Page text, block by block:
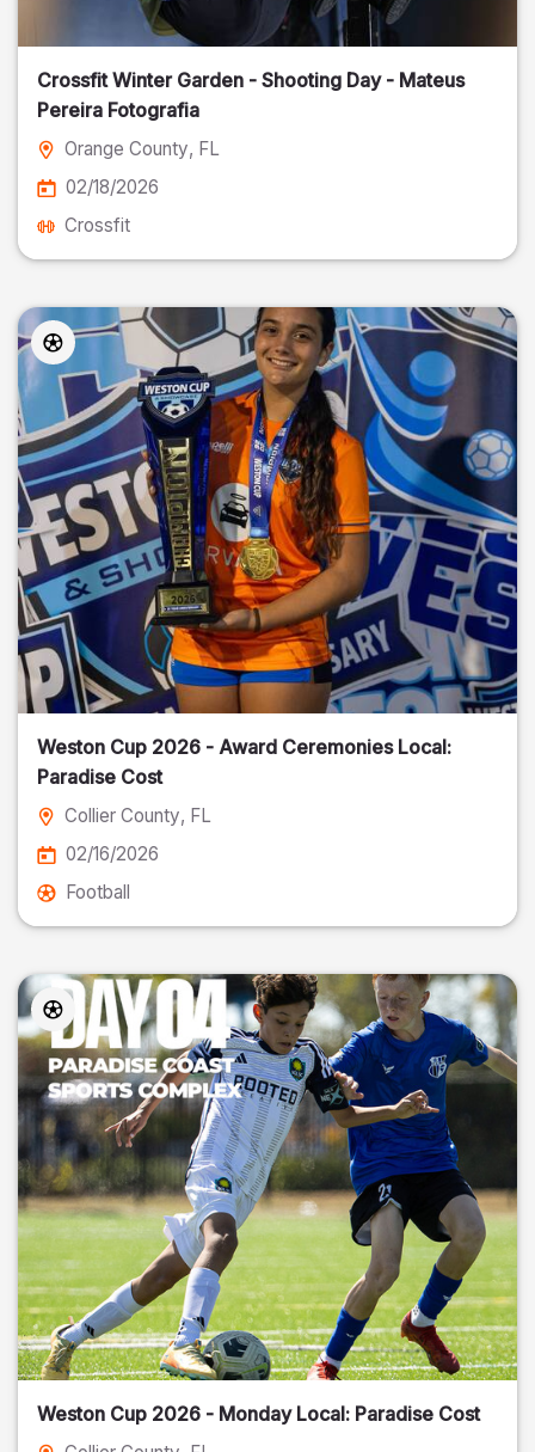
Crossfit Winter Garden - Shooting Day - Mateus
Pereira Fotografia
Orange County, FL
02/18/2026
Crossfit
Weston Cup 2026 - Award Ceremonies Local:
Paradise Cost
Collier County, FL
02/16/2026
Football
Weston Cup 2026 - Monday Local: Paradise Cost